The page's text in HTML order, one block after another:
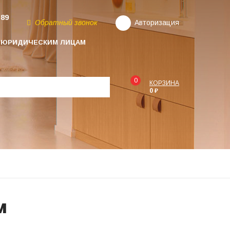
ЮРИДИЧЕСКИМ ЛИЦАМ
Обратный звонок Авторизация
0
КОРЗИНА
0 ₽